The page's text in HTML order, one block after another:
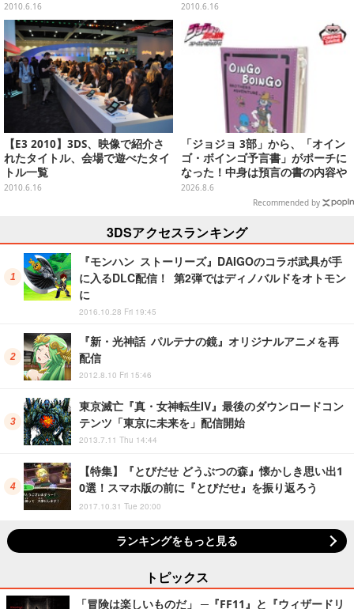
2010.6.16 2010.6.16
【E3 2010】3DS、映像で紹介さ
れたタイトル、会場で遊べたタイ
トル一覧
2010.6.16
「ジョジョ 3部」から、「オイン
ゴ・ボインゴ予言書」がポーチに
なった！中身は預言の書の内容や
アニメ総柄デザインをプリント
2026.8.6
Recommended by
3DSアクセスランキング
『モンハン ストーリーズ』DAIGOのコラボ武具が手
に入るDLC配信！ 第2弾ではディノバルドをオトモン
に
2016.10.28 Fri 19:45
『新・光神話 パルテナの鏡』オリジナルアニメを再
配信
2012.8.10 Fri 15:46
東京滅亡『真・女神転生IV』最後のダウンロードコン
テンツ「東京に未来を」配信開始
2013.7.11 Thu 14:44
【特集】『とびだせ どうぶつの森』懐かしき思い出1
0選！スマホ版の前に『とびだせ』を振り返ろう
2017.10.31 Tue 20:00
ランキングをもっと見る
トピックス
「冒険は楽しいものだ」 ─『FF11』と『ウィザードリ